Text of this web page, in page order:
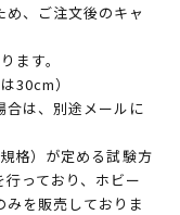
め、ご注文後のキャ
ます。
30cm）
合は、別途メールに
格）が定める試験方
っており、ホビー
を販売しておりま